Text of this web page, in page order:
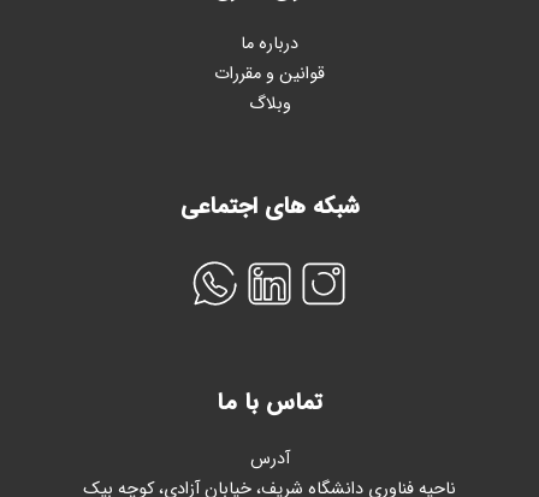
درباره ما
قوانین و مقررات
وبلاگ
شبکه های اجتماعی
تماس با ما
آدرس
ناحیه فناوری دانشگاه شریف، خیابان آزادی، کوچه بیک